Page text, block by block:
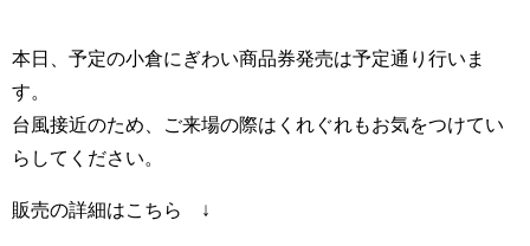
本日、予定の小倉にぎわい商品券発売は予定通り行いま
す。
台風接近のため、ご来場の際はくれぐれもお気をつけてい
らしてください。
販売の詳細はこちら ↓